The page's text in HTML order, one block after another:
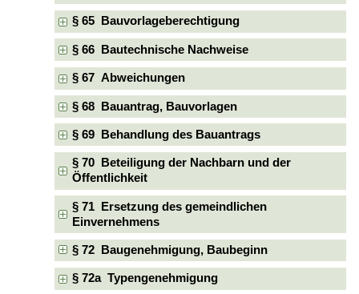
§ 65 Bauvorlageberechtigung
§ 66 Bautechnische Nachweise
§ 67 Abweichungen
§ 68 Bauantrag, Bauvorlagen
§ 69 Behandlung des Bauantrags
§ 70 Beteiligung der Nachbarn und der
Öffentlichkeit
§ 71 Ersetzung des gemeindlichen
Einvernehmens
§ 72 Baugenehmigung, Baubeginn
§ 72a Typengenehmigung